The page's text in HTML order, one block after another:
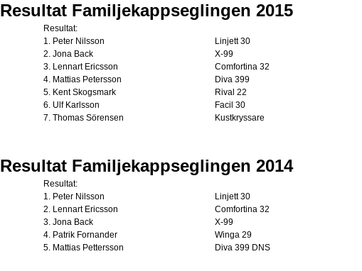
Resultat Familjekappseglingen 2015
Resultat:
1. Peter Nilsson
Linjett 30
2. Jona Back
X-99
3. Lennart Ericsson
Comfortina 32
4. Mattias Petersson
Diva 399
5. Kent Skogsmark
Rival 22
6. Ulf Karlsson
Facil 30
7. Thomas Sörensen
Kustkryssare
Resultat Familjekappseglingen 2014
Resultat:
1. Peter Nilsson
Linjett 30
2. Lennart Ericsson
Comfortina 32
3. Jona Back
X-99
4. Patrik Fornander
Winga 29
5. Mattias Pettersson
Diva 399 DNS